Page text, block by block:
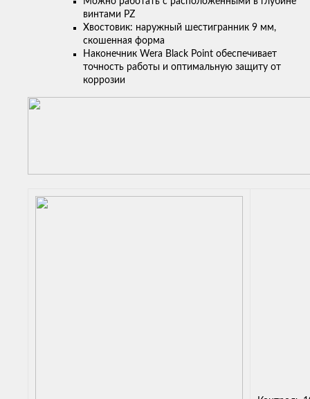
винтами PZ
Хвостовик: наружный шестигранник 9 мм,
скошенная форма
Наконечник Wera Black Point обеспечивает
точность работы и оптимальную защиту от
коррозии